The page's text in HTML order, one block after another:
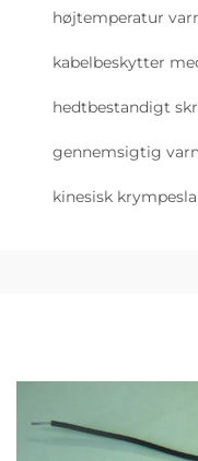
højtemperatur
kabelbeskytter
hedtbestandigt
gennemsigtig
kinesisk